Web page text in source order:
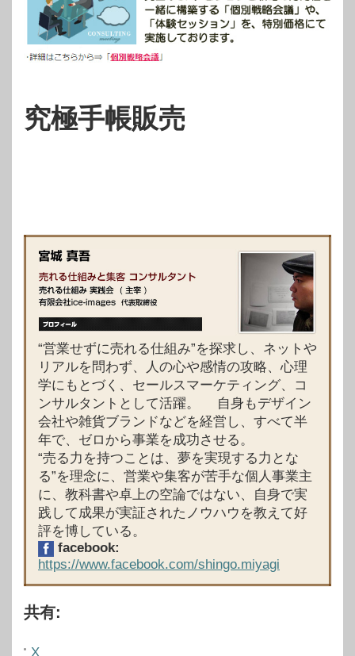
究極手帳販売
“営業せずに売れる仕組み”を探求し、ネットや
リアルを問わず、人の心や感情の攻略、心理
学にもとづく、セールスマーケティング、コ
ンサルタントとして活躍。 自身もデザイン
会社や雑貨ブランドなどを経営し、すべて半
年で、ゼロから事業を成功させる。
“売る力を持つことは、夢を実現する力とな
る”を理念に、営業や集客が苦手な個人事業主
に、教科書や卓上の空論ではない、自身で実
践して成果が実証されたノウハウを教えて好
評を博している。
facebook:
https://www.facebook.com/shingo.miyagi
共有:
X